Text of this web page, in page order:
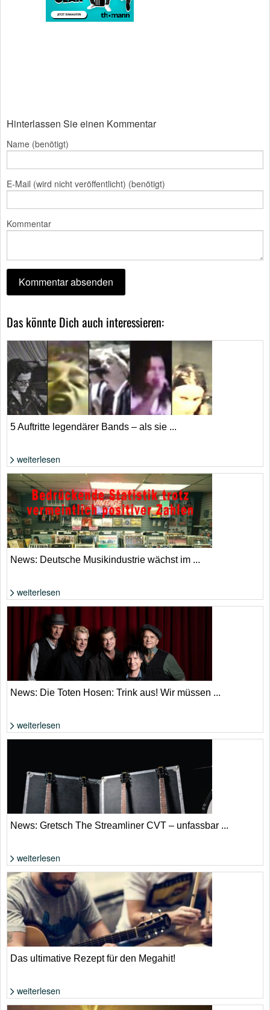
Hinterlassen Sie einen Kommentar
Name (benötigt)
E-Mail (wird nicht veröffentlicht) (benötigt)
Kommentar
Das könnte Dich auch interessieren:
Foto: extrahiert aus YouTube-Video
5 Auftritte legendärer Bands – als sie ...
weiterlesen
Die Zahlen klingen nach Aufschwung, allerdings aufgrund von Streaming
und KI. | Adobe Stock
News: Deutsche Musikindustrie wächst im ...
weiterlesen
News: Die Toten Hosen: Trink aus! Wir müssen ...
weiterlesen
Wenig Geld für reichlich Gitarre | Gretsch
News: Gretsch The Streamliner CVT – unfassbar ...
weiterlesen
Das ultimative Rezept für den Megahit!
weiterlesen